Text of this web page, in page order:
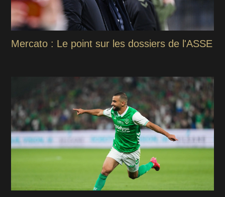
Mercato : Le point sur les dossiers de l'ASSE